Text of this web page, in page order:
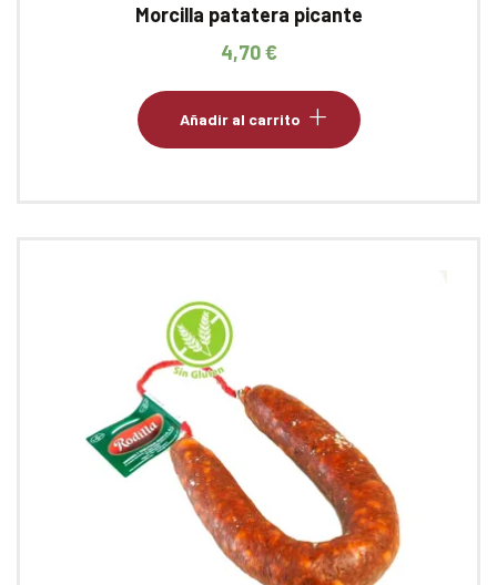
Morcilla patatera picante
4,70€
Añadir al carrito